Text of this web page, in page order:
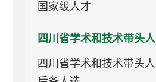
国家级人才
四川省学术和技术带头人
四川省学术和技术带头人